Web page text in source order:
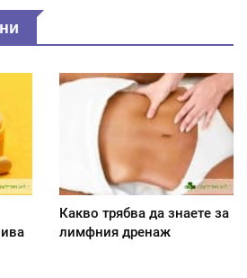
Какво трябва да знаете за
лимфния дренаж